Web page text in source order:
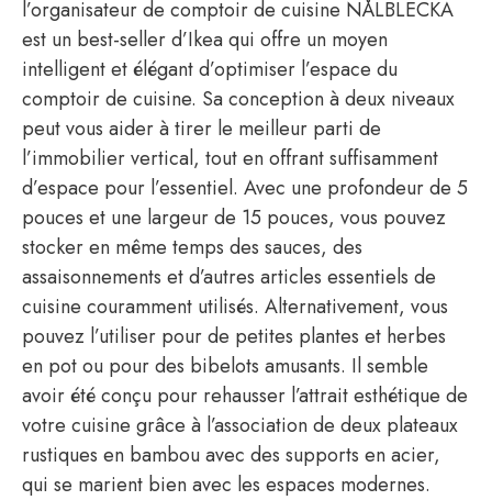
l’organisateur de comptoir de cuisine NÅLBLECKA
est un best-seller d’Ikea ​​qui offre un moyen
intelligent et élégant d’optimiser l’espace du
comptoir de cuisine. Sa conception à deux niveaux
peut vous aider à tirer le meilleur parti de
l’immobilier vertical, tout en offrant suffisamment
d’espace pour l’essentiel. Avec une profondeur de 5
pouces et une largeur de 15 pouces, vous pouvez
stocker en même temps des sauces, des
assaisonnements et d’autres articles essentiels de
cuisine couramment utilisés. Alternativement, vous
pouvez l’utiliser pour de petites plantes et herbes
en pot ou pour des bibelots amusants. Il semble
avoir été conçu pour rehausser l’attrait esthétique de
votre cuisine grâce à l’association de deux plateaux
rustiques en bambou avec des supports en acier,
qui se marient bien avec les espaces modernes.